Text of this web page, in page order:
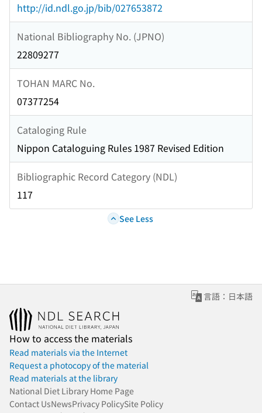
http://id.ndl.go.jp/bib/027653872
National Bibliography No. (JPNO)
22809277
TOHAN MARC No.
07377254
Cataloging Rule
Nippon Cataloguing Rules 1987 Revised Edition
Bibliographic Record Category (NDL)
117
See Less
言語：日本語
How to access the materials
Read materials via the Internet
Request a photocopy of the material
Read materials at the library
National Diet Library Home Page
Contact UsNewsPrivacy PolicySite Policy